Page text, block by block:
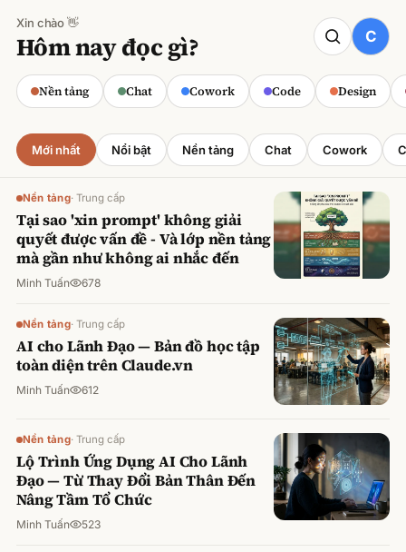
Xin chào 👋
Hôm nay đọc gì?
Nền tảng Chat Cowork Code Design
CODE
Claude cho Sales: Dự báo doanh số
chính xác
Minh Tuấn ·800 lượt xem
Mới nhất Nổi bật Nền tảng Chat Cowork
Nền tảng· Trung cấp
Tại sao 'xin prompt' không giải
quyết được vấn đề - Và lớp nền tảng
mà gần như không ai nhắc đến
Minh Tuấn 678
Nền tảng· Trung cấp
AI cho Lãnh Đạo — Bản đồ học tập
toàn diện trên Claude.vn
Minh Tuấn 612
Nền tảng· Trung cấp
Lộ Trình Ứng Dụng AI Cho Lãnh
Đạo — Từ Thay Đổi Bản Thân Đến
Nâng Tầm Tổ Chức
Minh Tuấn 523